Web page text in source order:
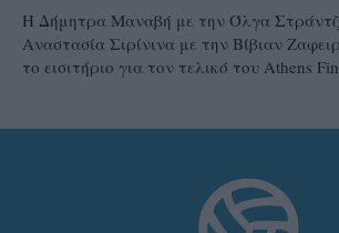
H Δήμητρα Μαναβή με την Όλγα
Αναστασία Σιρίνινα με την Βίβιαν
το εισιτήριο για τον τελικό του Athens